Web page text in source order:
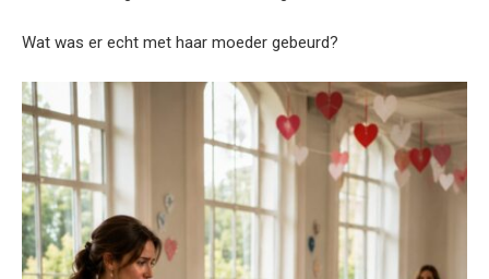
Wat was er echt met haar moeder gebeurd?